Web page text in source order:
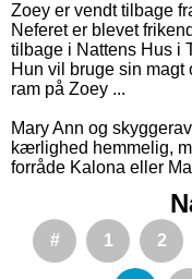
Zoey er vendt tilbage
Neferet er blevet
tilbage i Nattens Hus i
Hun vil bruge sin
ram på Zoey ...
Mary Ann og
kærlighed hemmelig,
forråde Kalona eller
# 1 2